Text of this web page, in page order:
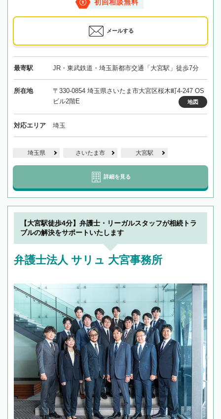
初回相談無料
メールする
最寄駅 JR・東武鉄道・埼玉新都市交通「大宮駅」徒歩7分
所在地
〒330-0854 埼玉県さいたま市大宮区桜木町4-247 OS
ビル2階E
地図
対応エリア 埼玉
埼玉県 さいたま市 大宮駅
詳細を見る
【大宮駅徒歩4分】弁護士・リーガルスタッフが相続トラ
ブルの解決をサポートいたします
弁護士法人 サリュ 大宮事務所